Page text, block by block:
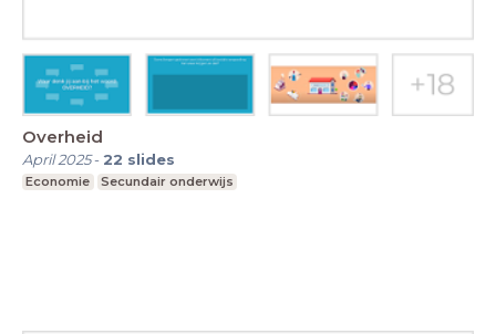
Overheid
April 2025- 22 slides
Economie Secundair onderwijs